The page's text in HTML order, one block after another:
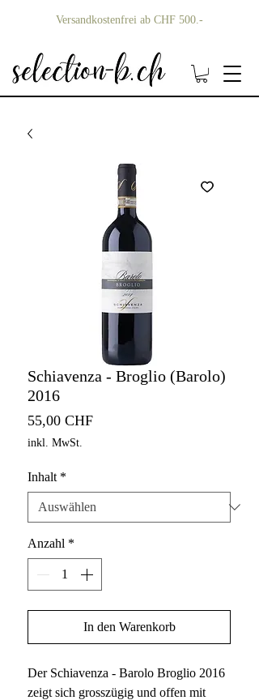
Versandkostenfrei ab CHF 500.-
Schiavenza - Broglio (Barolo)
2016
55,00 CHFPreis
inkl. MwSt.
Inhalt *
Anzahl *
In den Warenkorb
Der Schiavenza - Barolo Broglio 2016
zeigt sich grosszügig und offen mit